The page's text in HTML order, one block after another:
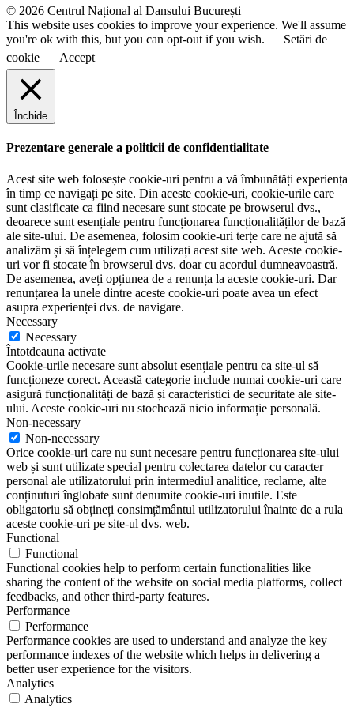
© 2026 Centrul Național al Dansului București
This website uses cookies to improve your experience. We'll assume
you're ok with this, but you can opt-out if you wish.
Setări de
cookie
Accept
Închide
Prezentare generale a politicii de confidentialitate
Acest site web folosește cookie-uri pentru a vă îmbunătăți experiența
în timp ce navigați pe site. Din aceste cookie-uri, cookie-urile care
sunt clasificate ca fiind necesare sunt stocate pe browserul dvs.,
deoarece sunt esențiale pentru funcționarea funcționalităților de bază
ale site-ului. De asemenea, folosim cookie-uri terțe care ne ajută să
analizăm și să înțelegem cum utilizați acest site web. Aceste cookie-
uri vor fi stocate în browserul dvs. doar cu acordul dumneavoastră.
De asemenea, aveți opțiunea de a renunța la aceste cookie-uri. Dar
renunțarea la unele dintre aceste cookie-uri poate avea un efect
asupra experienței dvs. de navigare.
Necessary
Necessary
Întotdeauna activate
Cookie-urile necesare sunt absolut esențiale pentru ca site-ul să
funcționeze corect. Această categorie include numai cookie-uri care
asigură funcționalități de bază și caracteristici de securitate ale site-
ului. Aceste cookie-uri nu stochează nicio informație personală.
Non-necessary
Non-necessary
Orice cookie-uri care nu sunt necesare pentru funcționarea site-ului
web și sunt utilizate special pentru colectarea datelor cu caracter
personal ale utilizatorului prin intermediul analitice, reclame, alte
conținuturi înglobate sunt denumite cookie-uri inutile. Este
obligatoriu să obțineți consimțământul utilizatorului înainte de a rula
aceste cookie-uri pe site-ul dvs. web.
Functional
Functional
Functional cookies help to perform certain functionalities like
sharing the content of the website on social media platforms, collect
feedbacks, and other third-party features.
Performance
Performance
Performance cookies are used to understand and analyze the key
performance indexes of the website which helps in delivering a
better user experience for the visitors.
Analytics
Analytics